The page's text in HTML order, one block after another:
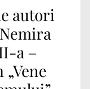
autori
a –